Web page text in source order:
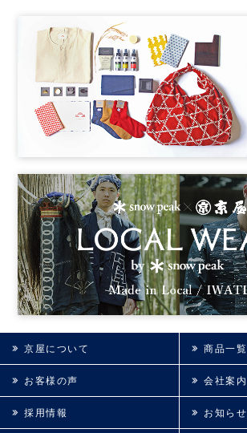
京屋について 商品一覧
お客様の声 会社案内
採用情報 お知らせ